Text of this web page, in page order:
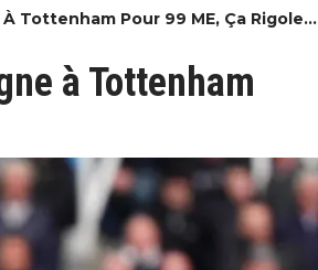
Tottenham Pour 99 ME, Ça Rigole
à Tottenham